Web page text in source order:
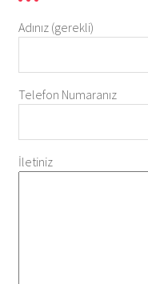
Adınız (gerekli)
Telefon Numaranız
İletiniz